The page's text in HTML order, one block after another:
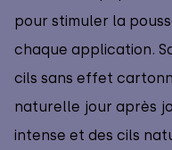
pour stimuler la
chaque application.
cils sans effet
naturelle jour après
intense et des cils